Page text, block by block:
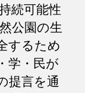
続可能性
公園の生
するため
学・民が
提言を通